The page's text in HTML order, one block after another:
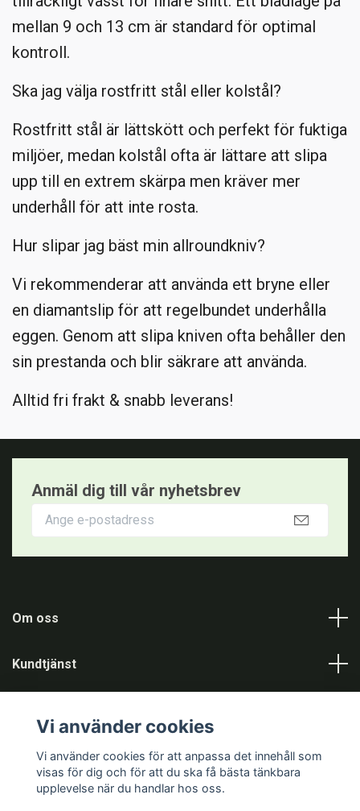
mellan 9 och 13 cm är standard för optimal
kontroll.
Ska jag välja rostfritt stål eller kolstål?
Rostfritt stål är lättskött och perfekt för fuktiga
miljöer, medan kolstål ofta är lättare att slipa
upp till en extrem skärpa men kräver mer
underhåll för att inte rosta.
Hur slipar jag bäst min allroundkniv?
Vi rekommenderar att använda ett bryne eller
en diamantslip för att regelbundet underhålla
eggen. Genom att slipa kniven ofta behåller den
sin prestanda och blir säkrare att använda.
Alltid fri frakt & snabb leverans!
Anmäl dig till vår nyhetsbrev
Om oss
Kundtjänst
Sociala medier
Vi använder cookies
Vi använder cookies för att anpassa det innehåll som
visas för dig och för att du ska få bästa tänkbara
upplevelse när du handlar hos oss.